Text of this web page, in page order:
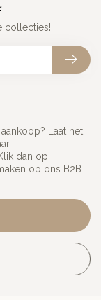
Laat het
dan op
op ons B2B
collecties!